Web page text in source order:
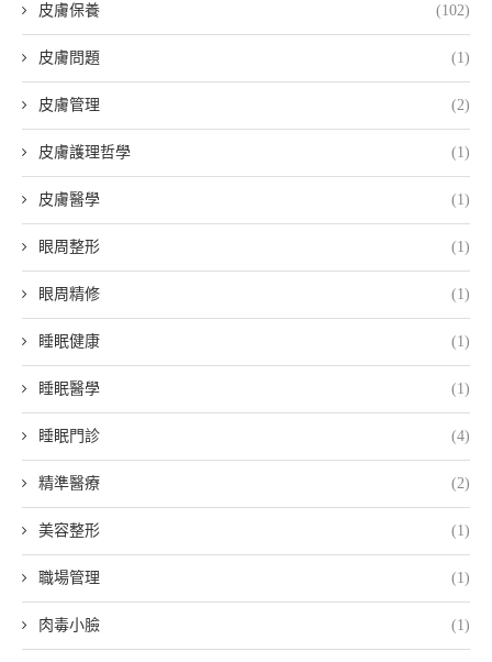
皮膚保養 (102)
皮膚問題 (1)
皮膚管理 (2)
皮膚護理哲學 (1)
皮膚醫學 (1)
眼周整形 (1)
眼周精修 (1)
睡眠健康 (1)
睡眠醫學 (1)
睡眠門診 (4)
精準醫療 (2)
美容整形 (1)
職場管理 (1)
肉毒小臉 (1)